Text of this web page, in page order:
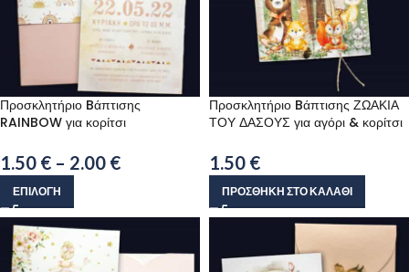
Προσκλητήριο Bάπτισης
RAINBOW για κορίτσι
1.50 € – 2.00 €
ΕΠΙΛΟΓΉ
Προσκλητήριο Bάπτισης ΖΩΑΚΙΑ
ΤΟΥ ΔΑΣΟΥΣ για αγόρι & κορίτσι
1.50 €
ΠΡΟΣΘΉΚΗ ΣΤΟ ΚΑΛΆΘΙ